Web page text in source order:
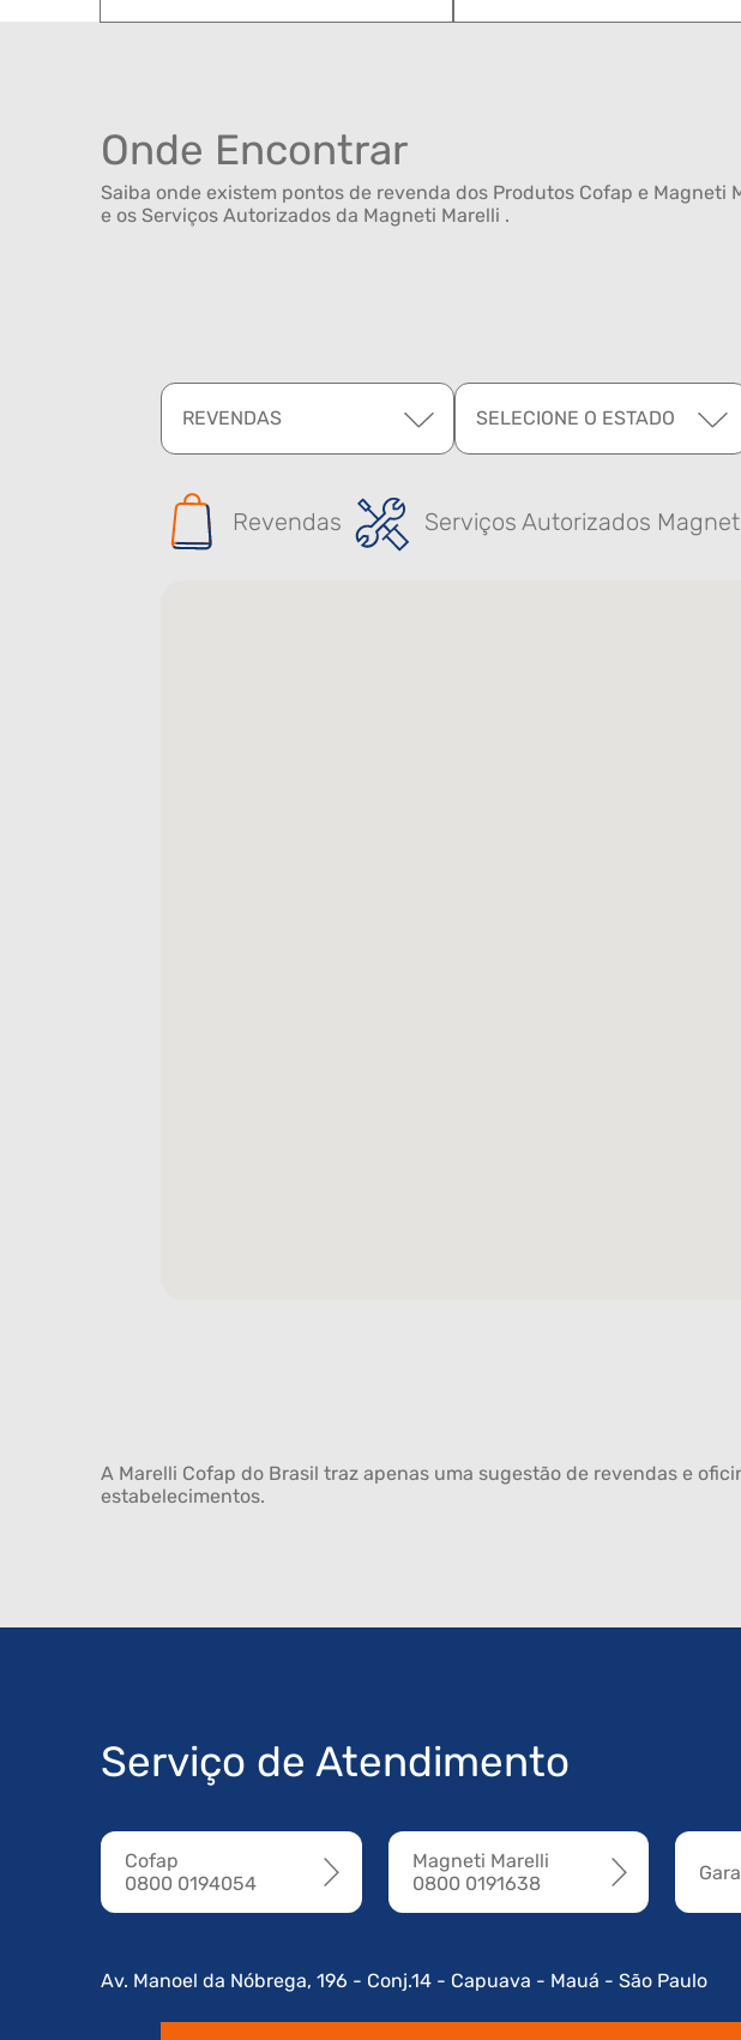
Onde Encontrar
Saiba onde existem pontos de revenda dos Produtos Cofap e Magneti
e os Serviços Autorizados da Magneti Marelli .
REVENDAS SELECIONE O ESTADO
Revendas Serviços Autorizados
A Marelli Cofap do Brasil traz apenas uma sugestão de revendas e
estabelecimentos.
Serviço de Atendimento
Cofap
0800 0194054
Magneti Marelli
0800 0191638
Av. Manoel da Nóbrega, 196 - Conj.14 - Capuava - Mauá - São Paulo